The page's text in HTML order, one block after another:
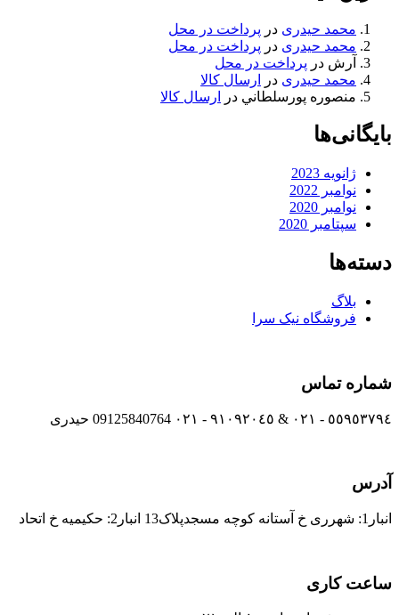
محمد حیدری در پرداخت در محل
محمد حیدری در پرداخت در محل
آرش در پرداخت در محل
محمد حیدری در
ارسال کالا
منصوره پورسلطاني در ارسال کالا
بایگانی‌ها
ژانویه 2023
نوامبر 2022
نوامبر 2020
سپتامبر 2020
دسته‌ها
بلاگ
فروشگاه نیک سرا
شماره تماس
٥٥٩٥٣٧٩٤ - ٠٢١ & ٩١٠٩٢٠٤٥ - ٠٢١ 09125840764 حیدری
آدرس
انبار1: شهرری خ آستانه کوچه مسجدپلاک13 انبار2: حکیمیه خ اتحاد
ساعت کاری